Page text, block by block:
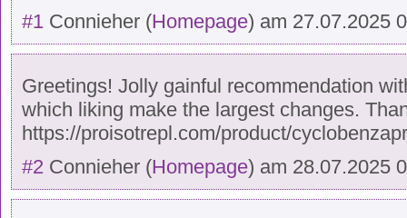
#1 Connieher (Homepage) am 27.07.2025
Greetings! Jolly gainful recommendation
which liking make the largest changes.
https://proisotrepl.com/product/
#2 Connieher (Homepage) am 28.07.2025